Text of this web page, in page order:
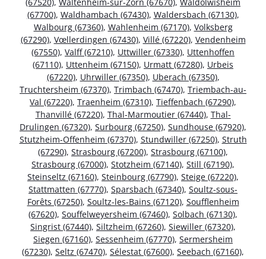
(67700), Waldhambach (67430), Waldersbach (67130),
Walbourg (67360), Wahlenheim (67170), Volksberg
(67290), Vœllerdingen (67430), Villé (67220), Vendenheim
(67550), Valff (67210), Uttwiller (67330), Uttenhoffen
(67110), Uttenheim (67150), Urmatt (67280), Urbeis
(67220), Uhrwiller (67350), Uberach (67350),
Truchtersheim (67370), Trimbach (67470), Triembach-au-
Val (67220), Traenheim (67310), Tieffenbach (67290),
Thanvillé (67220), Thal-Marmoutier (67440), Thal-
Drulingen (67320), Surbourg (67250), Sundhouse (67920),
Stutzheim-Offenheim (67370), Stundwiller (67250), Struth
(67290), Strasbourg (67200), Strasbourg (67100),
Strasbourg (67000), Stotzheim (67140), Still (67190),
Steinseltz (67160), Steinbourg (67790), Steige (67220),
Stattmatten (67770), Sparsbach (67340), Soultz-sous-
Forêts (67250), Soultz-les-Bains (67120), Soufflenheim
(67620), Souffelweyersheim (67460), Solbach (67130),
Singrist (67440), Siltzheim (67260), Siewiller (67320),
Siegen (67160), Sessenheim (67770), Sermersheim
(67230), Seltz (67470), Sélestat (67600), Seebach (67160),